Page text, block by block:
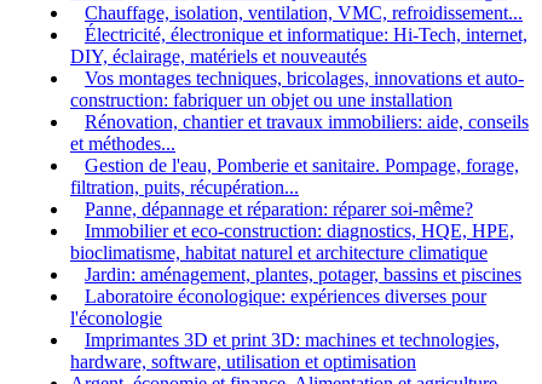
Chauffage, isolation, ventilation, VMC, refroidissement...
Électricité, électronique et informatique: Hi-Tech, internet,
DIY, éclairage, matériels et nouveautés
Vos montages techniques, bricolages, innovations et auto-
construction: fabriquer un objet ou une installation
Rénovation, chantier et travaux immobiliers: aide, conseils
et méthodes...
Gestion de l'eau, Pomberie et sanitaire. Pompage, forage,
filtration, puits, récupération...
Panne, dépannage et réparation: réparer soi-même?
Immobilier et eco-construction: diagnostics, HQE, HPE,
bioclimatisme, habitat naturel et architecture climatique
Jardin: aménagement, plantes, potager, bassins et piscines
Laboratoire éconologique: expériences diverses pour
l'éconologie
Imprimantes 3D et print 3D: machines et technologies,
hardware, software, utilisation et optimisation